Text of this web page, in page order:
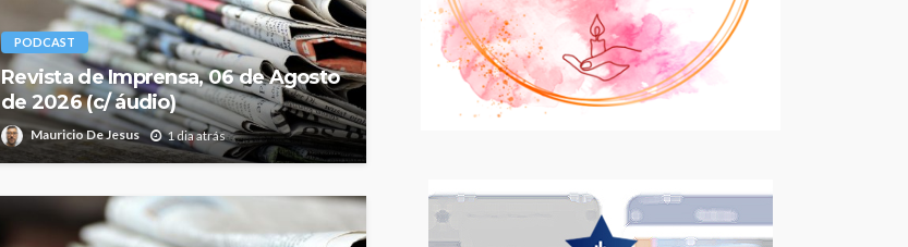
PODCAST
Revista de Imprensa, 06 de Agosto
de 2026 (c/ áudio)
Mauricio De Jesus 1 dia atrás